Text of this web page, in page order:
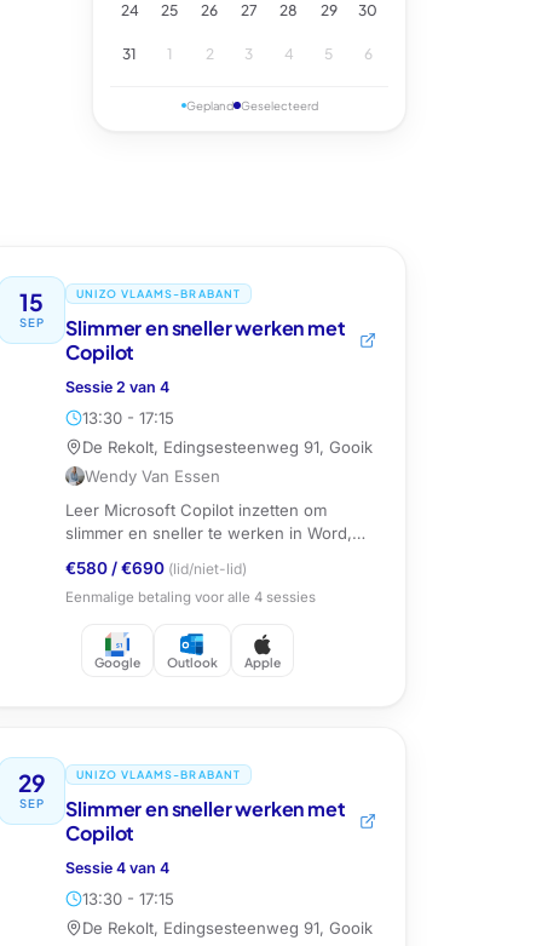
24 25 26 27 28 29 30
31 1 2 3 4 5 6
Gepland Geselecteerd
15
SEP
UNIZO VLAAMS-BRABANT
Slimmer en sneller werken met
Copilot
Sessie2 van4
13:30 - 17:15
De Rekolt, Edingsesteenweg 91, Gooik
Wendy Van Essen
Leer Microsoft Copilot inzetten om
slimmer en sneller te werken in Word,
€580 /€690 (lid/niet-lid)
Eenmalige betaling voor alle4 sessies
Google Outlook Apple
29
SEP
UNIZO VLAAMS-BRABANT
Slimmer en sneller werken met
Copilot
Sessie4 van4
13:30 - 17:15
De Rekolt, Edingsesteenweg 91, Gooik